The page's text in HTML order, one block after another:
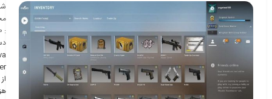
: